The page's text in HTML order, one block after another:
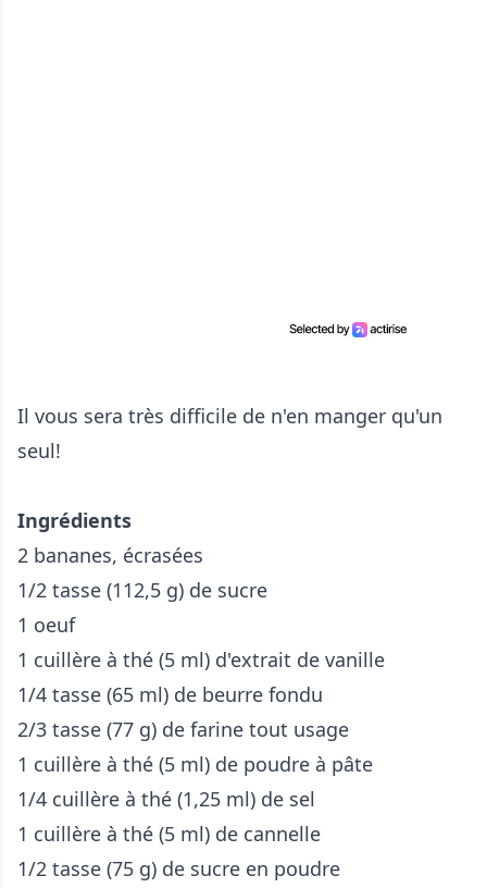
Il vous sera très difficile de n'en manger qu'un
seul!
Ingrédients
2 bananes, écrasées
1/2 tasse (112,5 g) de sucre
1 oeuf
1 cuillère à thé (5 ml) d'extrait de vanille
1/4 tasse (65 ml) de beurre fondu
2/3 tasse (77 g) de farine tout usage
1 cuillère à thé (5 ml) de poudre à pâte
1/4 cuillère à thé (1,25 ml) de sel
1 cuillère à thé (5 ml) de cannelle
1/2 tasse (75 g) de sucre en poudre